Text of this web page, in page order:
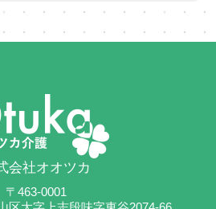
会社オオツカ
〒463-0001